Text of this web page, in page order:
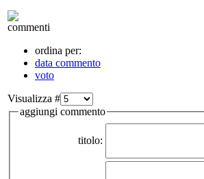
commenti
ordina per:
data commento
voto
Visualizza #
aggiungi commento
titolo: